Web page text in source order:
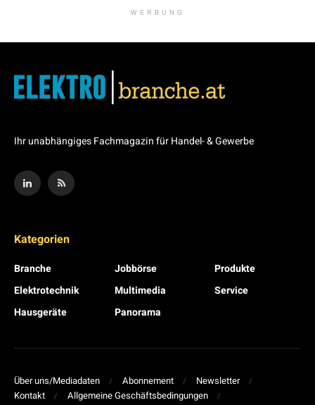
WERBUNG
Ihr unabhängiges Fachmagazin für Handel- & Gewerbe
Kategorien
Branche
Elektrotechnik
Hausgeräte
Jobbörse
Multimedia
Panorama
Produkte
Service
Über uns/Mediadaten Abonnement
Newsletter
Kontakt
Allgemeine Geschäftsbedingungen